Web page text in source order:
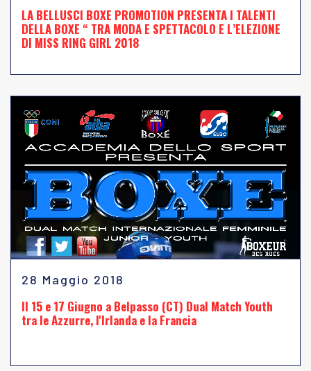
LA BELLUSCI BOXE PROMOTION PRESENTA I TALENTI
DELLA BOXE “ TRA MODA E SPETTACOLO E L’ELEZIONE
DI MISS RING GIRL 2018
28 Maggio 2018
Il 15 e 17 Giugno a Belpasso (CT) Dual Match Youth
tra le Azzurre, l'Irlanda e la Francia